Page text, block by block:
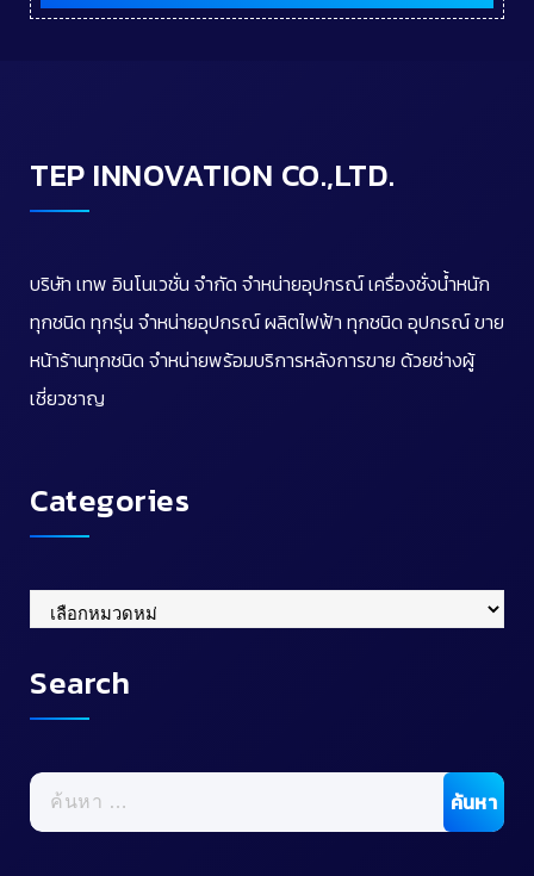
TEP INNOVATION CO.,LTD.
บริษัท เทพ อินโนเวชั่น จำกัด จำหน่ายอุปกรณ์ เครื่องชั่งน้ำหนัก
ทุกชนิด ทุกรุ่น จำหน่ายอุปกรณ์ ผลิตไฟฟ้า ทุกชนิด อุปกรณ์ ขาย
หน้าร้านทุกชนิด จำหน่ายพร้อมบริการหลังการขาย ด้วยช่างผู้
เชี่ยวชาญ
Categories
Categories
Search
ค้นหา
สำหรับ: